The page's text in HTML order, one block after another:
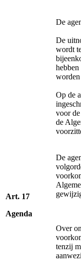
Art. 17
Agenda
De
De
wordt
Op de
voor
de
De
Over
tenzij